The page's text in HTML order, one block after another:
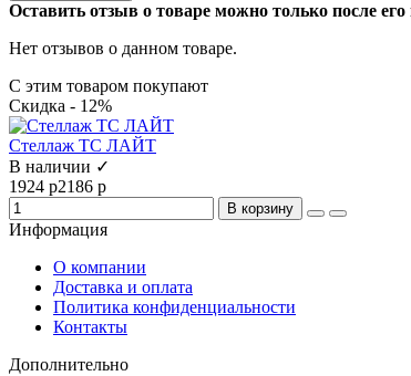
Оставить отзыв о товаре можно только после
Нет отзывов о данном товаре.
С этим товаром покупают
Скидка - 12%
Стеллаж ТС ЛАЙТ
В наличии ✓
1924 р2186 р
В корзину
Информация
О компании
Доставка и оплата
Политика конфиденциальности
Контакты
Дополнительно